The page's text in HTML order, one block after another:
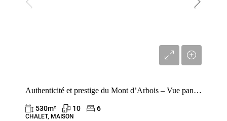
Authenticité et prestige du Mont d’Arbois – Vue panoramique et extension du chalet comprise
530m² 10 6
CHALET, MAISON